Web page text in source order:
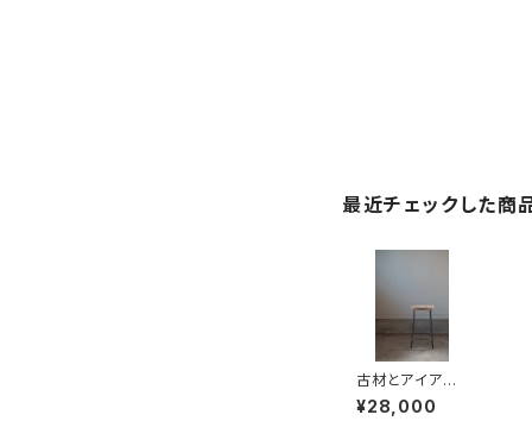
最近チェックした商
古材とアイアン
のスツール S
¥28,000